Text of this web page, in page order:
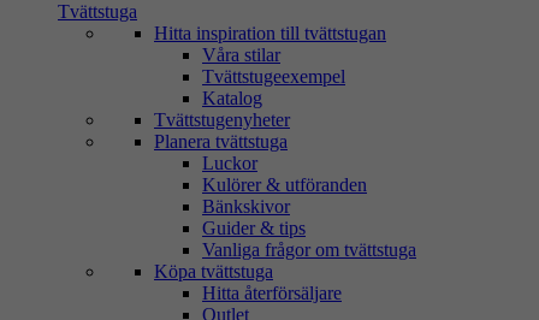
Tvättstuga
Hitta inspiration till tvättstugan
Våra stilar
Tvättstugeexempel
Katalog
Tvättstugenyheter
Planera tvättstuga
Luckor
Kulörer & utföranden
Bänkskivor
Guider & tips
Vanliga frågor om tvättstuga
Köpa tvättstuga
Hitta återförsäljare
Outlet